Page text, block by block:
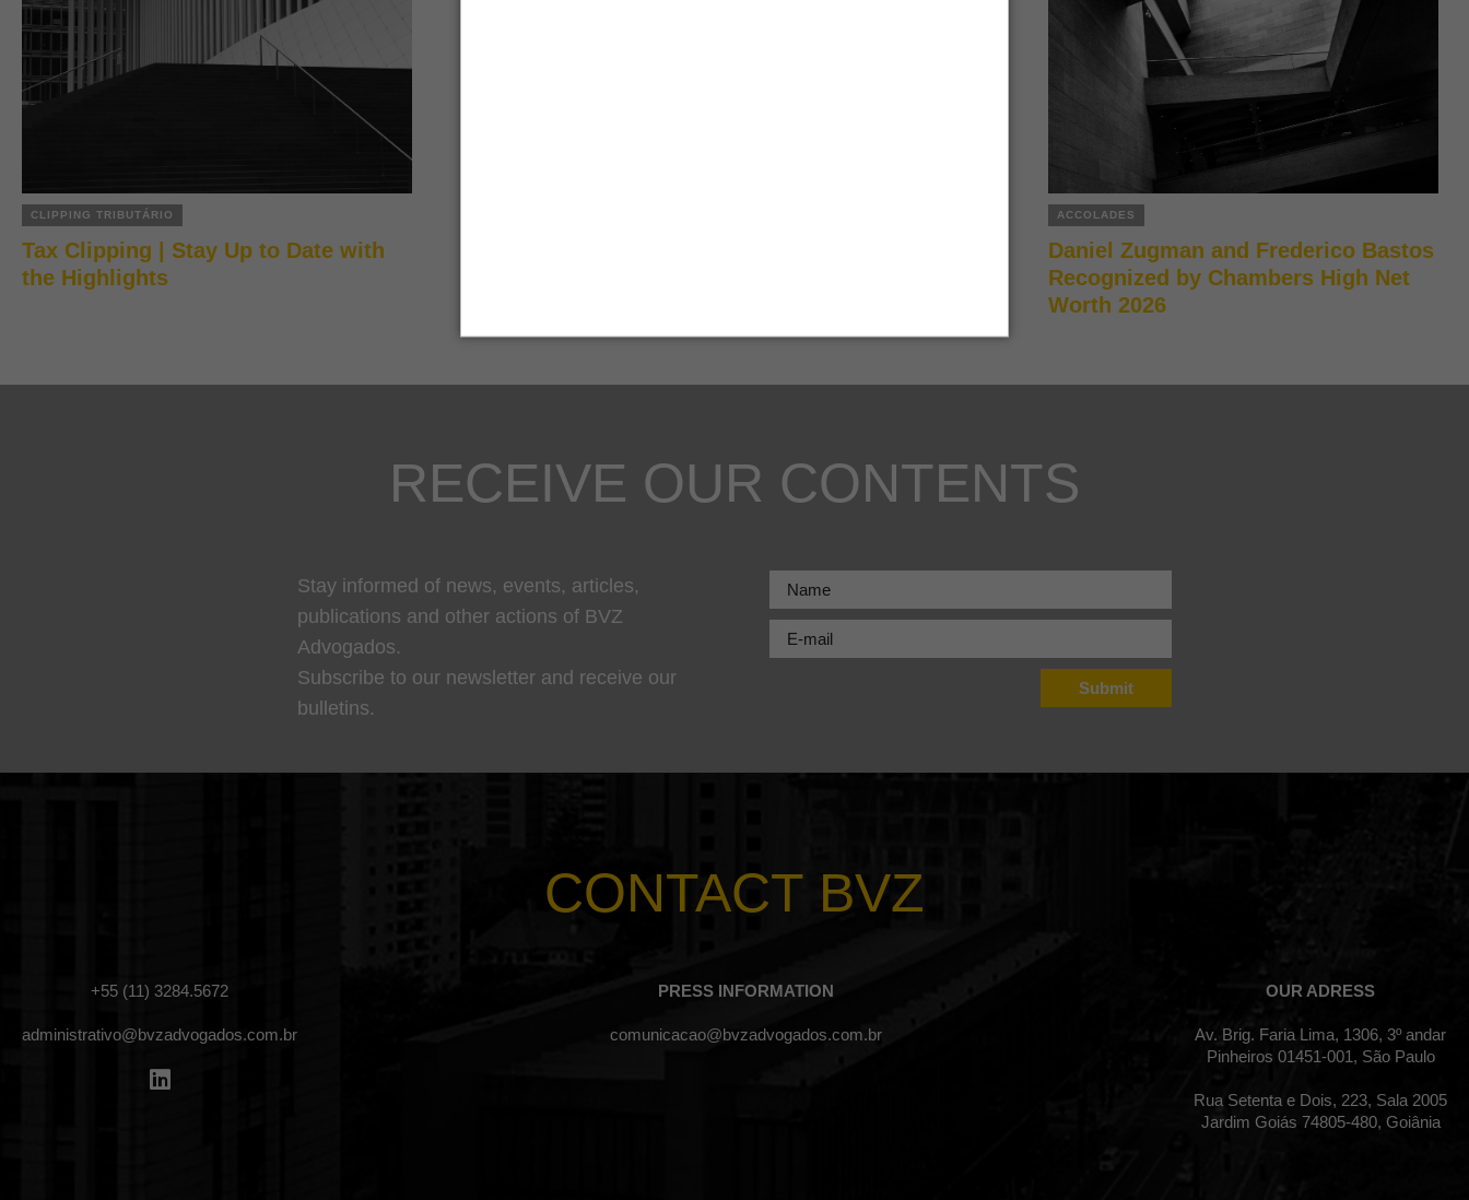
CLIPPING TRIBUTÁRIO
Tax Clipping | Stay Up to Date with
the Highlights
ACCOLADES
Daniel Zugman and Frederico Bastos
Recognized by Chambers High Net
Worth 2026
RECEIVE OUR CONTENTS
Stay informed of news, events, articles,
publications and other actions of BVZ
Advogados.
Subscribe to our newsletter and receive our
bulletins.
CONTACT BVZ
+55 (11) 3284.5672
administrativo@bvzadvogados.com.br
PRESS INFORMATION
comunicacao@bvzadvogados.com.br
OUR ADRESS
Av. Brig. Faria Lima, 1306, 3º andar
Pinheiros 01451-001, São Paulo
Rua Setenta e Dois, 223, Sala 2005
Jardim Goiás 74805-480, Goiânia